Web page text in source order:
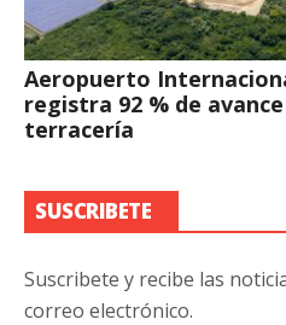
Aeropuerto
registra 92 % de
terracería
SUSCRIBETE
Suscribete y recibe las
correo electrónico.